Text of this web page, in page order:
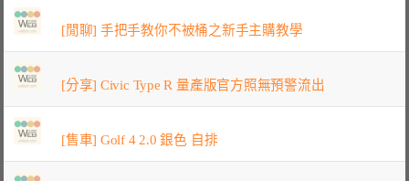
[閒聊] 手把手教你不被桶之新手主購教學
[分享] Civic Type R 量產版官方照無預警流出
[售車] Golf 4 2.0 銀色 自排